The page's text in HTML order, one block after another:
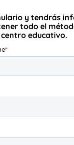
y tendrás
todo el
educativo.